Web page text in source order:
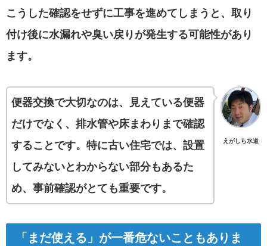
こうした確認をせずに工事を進めてしまうと、取り
付け後に水漏れや臭い戻りが発生する可能性があり
ます。
えがしら水道
便器交換で大切なのは、見えている便器
だけでなく、排水管や床まわりまで確認
することです。特に古い住宅では、設置
してみないとわからない部分もあるた
め、事前確認がとても重要です。
「まだ使える」が一番危ないこともありま